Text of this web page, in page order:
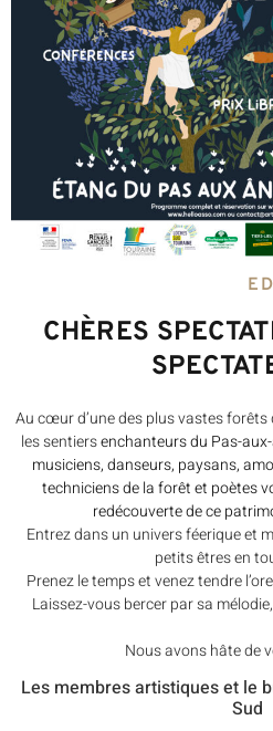
CHÈRES
Au cœur d’une des plus vastes forêts
les sentiersenchanteurs du Pas-
musiciens, danseurs, paysans,
techniciens de la forêt et poètes
redécouverte de ce
Entrez dans un univers féerique et
petits êtres en
Prenez le temps et venez tendre
Laissez-vous bercer par sa
Nous avons hâte de
Les membres artistiques et le
Sud